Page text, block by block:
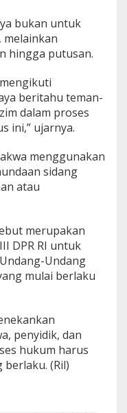
bukan untuk
hingga putusan.
beritahu teman-
dalam proses
ini,” ujarnya.
menggunakan
sidang
atau
merupakan
DPR RI untuk
Undang
mulai berlaku
penyidik, dan
hukum harus
(Ril)